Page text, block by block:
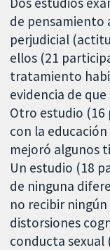
de pensamiento
perjudicial
ellos (21
tratamiento
evidencia de
Otro estudio (16
con la educación
mejoró algunos
Un estudio (18
de ninguna
no recibir
distorsiones
conducta sexual